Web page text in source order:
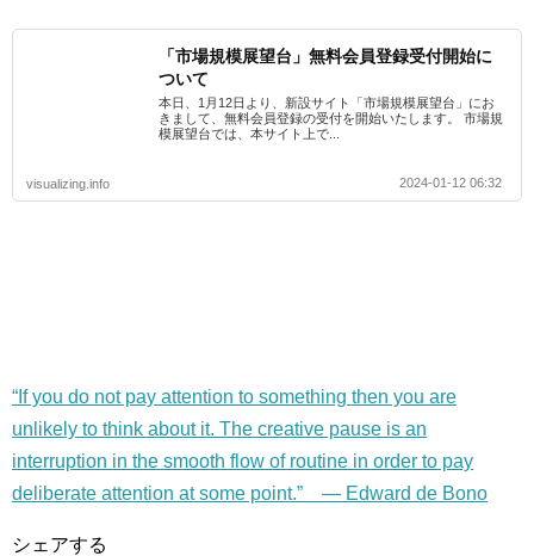
「市場規模展望台」無料会員登録受付開始に
ついて
本日、1月12日より、新設サイト「市場規模展望台」にお
きまして、無料会員登録の受付を開始いたします。 市場規
模展望台では、本サイト上で...
visualizing.info 2024-01-12 06:32
“If you do not pay attention to something then you are
unlikely to think about it. The creative pause is an
interruption in the smooth flow of routine in order to pay
deliberate attention at some point.” — Edward de Bono
シェアする